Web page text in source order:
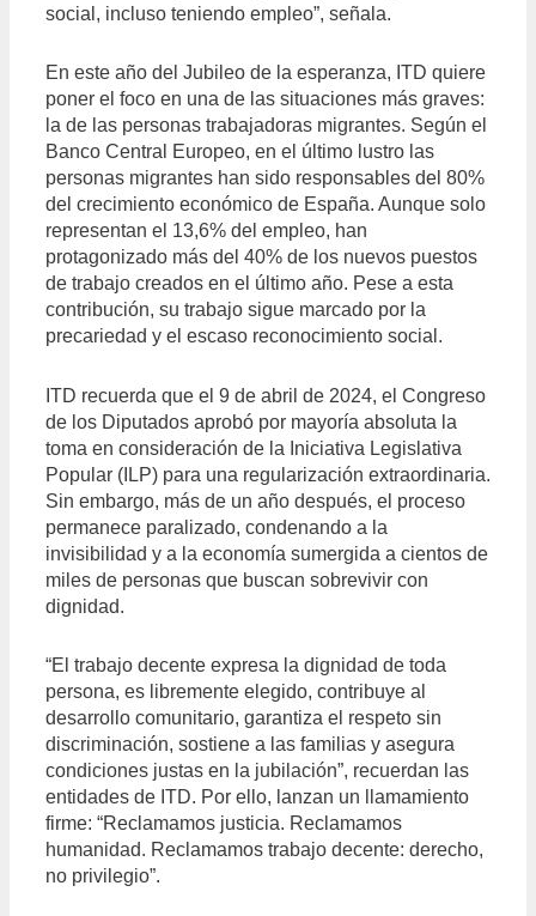
social, incluso teniendo empleo”, señala.
En este año del Jubileo de la esperanza, ITD quiere
poner el foco en una de las situaciones más graves:
la de las personas trabajadoras migrantes. Según el
Banco Central Europeo, en el último lustro las
personas migrantes han sido responsables del 80%
del crecimiento económico de España. Aunque solo
representan el 13,6% del empleo, han
protagonizado más del 40% de los nuevos puestos
de trabajo creados en el último año. Pese a esta
contribución, su trabajo sigue marcado por la
precariedad y el escaso reconocimiento social.
ITD recuerda que el 9 de abril de 2024, el Congreso
de los Diputados aprobó por mayoría absoluta la
toma en consideración de la Iniciativa Legislativa
Popular (ILP) para una regularización extraordinaria.
Sin embargo, más de un año después, el proceso
permanece paralizado, condenando a la
invisibilidad y a la economía sumergida a cientos de
miles de personas que buscan sobrevivir con
dignidad.
“El trabajo decente expresa la dignidad de toda
persona, es libremente elegido, contribuye al
desarrollo comunitario, garantiza el respeto sin
discriminación, sostiene a las familias y asegura
condiciones justas en la jubilación”, recuerdan las
entidades de ITD. Por ello, lanzan un llamamiento
firme: “Reclamamos justicia. Reclamamos
humanidad. Reclamamos trabajo decente: derecho,
no privilegio”.